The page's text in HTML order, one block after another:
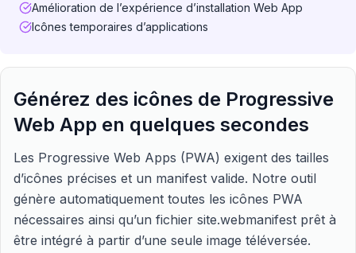
Amélioration de l’expérience d’installation Web App
Icônes temporaires d’applications
Générez des icônes de Progressive
Web App en quelques secondes
Les Progressive Web Apps (PWA) exigent des tailles
d’icônes précises et un manifest valide. Notre outil
génère automatiquement toutes les icônes PWA
nécessaires ainsi qu’un fichier site.webmanifest prêt à
être intégré à partir d’une seule image téléversée.